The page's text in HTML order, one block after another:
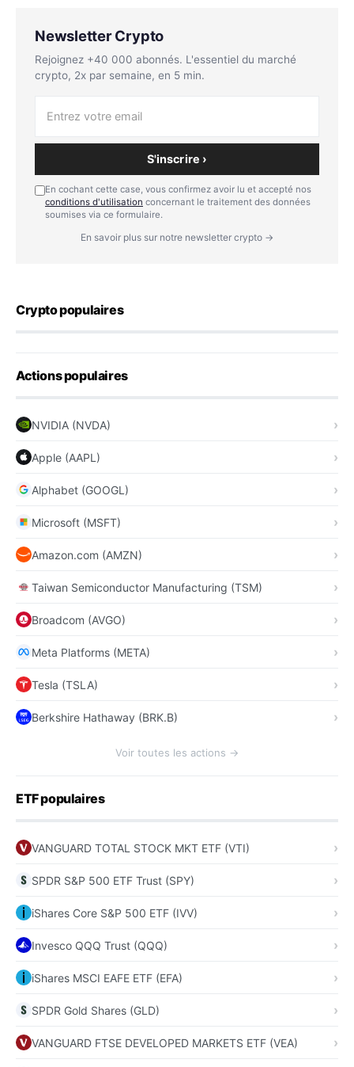
Newsletter Crypto
Rejoignez +40 000 abonnés. L'essentiel du marché
crypto, 2x par semaine, en 5 min.
S'inscrire ›
En cochant cette case, vous confirmez avoir lu et accepté nos
conditions d'utilisation concernant le traitement des données
soumises via ce formulaire.
En savoir plus sur notre newsletter crypto →
Crypto populaires
Actions populaires
NVIDIA (NVDA)
Apple (AAPL)
Alphabet (GOOGL)
Microsoft (MSFT)
Amazon.com (AMZN)
Taiwan Semiconductor Manufacturing (TSM)
Broadcom (AVGO)
Meta Platforms (META)
Tesla (TSLA)
Berkshire Hathaway (BRK.B)
Voir toutes les actions →
ETF populaires
VANGUARD TOTAL STOCK MKT ETF (VTI)
SPDR S&P 500 ETF Trust (SPY)
iShares Core S&P 500 ETF (IVV)
Invesco QQQ Trust (QQQ)
iShares MSCI EAFE ETF (EFA)
SPDR Gold Shares (GLD)
VANGUARD FTSE DEVELOPED MARKETS ETF (VEA)